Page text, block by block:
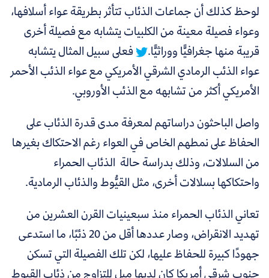
لوحظ كذلك أن جماعات الذئاب تتأثر بطريقة عواء أسلافها،
وعواء فصيلة معينة من الكلبيات يتشابه مع فصيلة أخرى
قريبة منها جغرافيًّا ووراثيًّا.
فعلى سبيل المثال يتشابه
عواء الذئب الرمادي الشرقي الأمريكي مع عواء الذئب الأحمر
الأمريكي أكثر من تشابهه مع الذئب الأوروبي.
واصل الباحثون دراساتهم لمعرفة مدى قدرة الذئاب على
الحفاظ على نمطهم الخاص في العواء رغم الاحتكاك بغيرها
من السلالات، وذلك بدراسة حالة الذئاب الحمراء
واحتكاكها بسلالات أخرى، مثل القيُّوط والذئاب الرمادية.
تعاني الذئاب الحمراء منذ سبعينيات القرن العشرين من
تهديد الانقراض، وصار عددها أقل من 20 ذئبًا، ما استدعى
جهودًا كبيرة للحفاظ عليها، لكن تلك الفصيلة التي تسكن
جنوب شرقي أمريكا كان لديها ميل للتزاوج من ذئاب القيوط